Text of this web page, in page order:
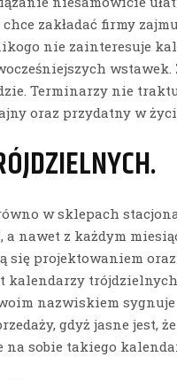
zakładać firmy
nie zainteresuje
wstawek.
Terminarzy nie
oraz przydatny w
w sklepach
nawet z każdym
się projektowaniem oraz
kalendarzy
nazwiskiem
gdyż jasne jest,
sobie takiego